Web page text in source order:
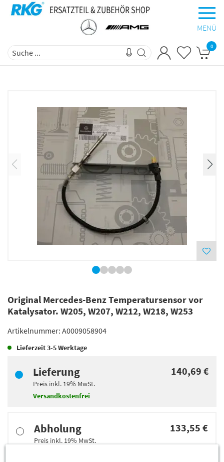
MENÜ
0
Original Mercedes-Benz Temperatursensor vor
Katalysator. W205, W207, W212, W218, W253
Artikelnummer: A0009058904
Lieferzeit3-5 Werktage
Lieferung
Preis inkl. 19% MwSt.
Versandkostenfrei
140,69 €
Abholung
Preis inkl. 19% MwSt.
133,55 €